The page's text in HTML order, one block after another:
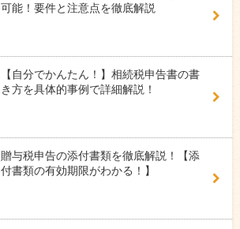
可能！要件と注意点を徹底解説
【自分でかんたん！】相続税申告書の書
き方を具体的事例で詳細解説！
贈与税申告の添付書類を徹底解説！【添
付書類の有効期限がわかる！】